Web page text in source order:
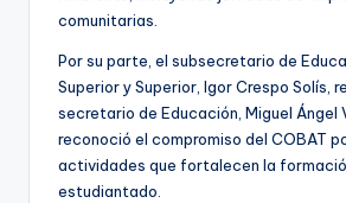
comunitarias.
Por su parte, el subsecretario de
Superior y Superior, Igor Crespo Solís,
secretario de Educación, Miguel Ángel
reconoció el compromiso del COBAT
actividades que fortalecen la
estudiantado.